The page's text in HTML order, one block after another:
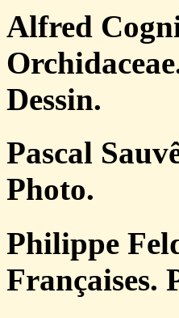
Alfred
Dessin.
Pascal
Photo.
Philippe
Françaises.